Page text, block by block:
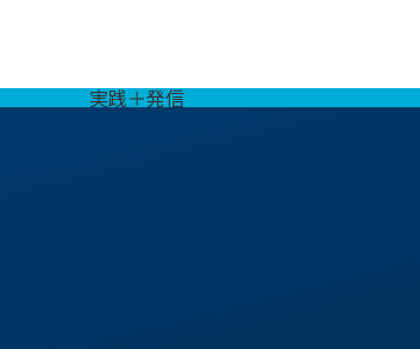
実践＋発信